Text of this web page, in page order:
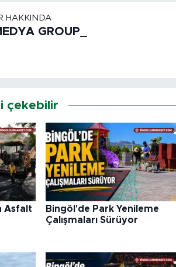
HAKKINDA
GROUP_
çekebilir
Asfalt
Bingöl'de Park Yenileme
Çalışmaları Sürüyor